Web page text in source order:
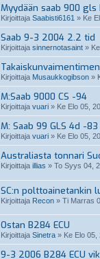
Myydään saab 900
Kirjoittaja Saabisti6161 » Ke
Saab 9-3 2004 2.2 tid
Kirjoittaja sinnernotasaint »
Kirjoittaja Musaukkogibson »
M:Saab 9000 CS -94
Kirjoittaja vuari » Ke Elo 05,
M: Saab 99 GLS 4d -83
Kirjoittaja vuari » Ke Elo 05,
Australiasta tonnari
Kirjoittaja illias » To Syys 04,
SC:n polttoainetankin
Kirjoittaja Recon » Ti Marras
Ostan B284 ECU
Kirjoittaja Sinetra » Ke Elo
9-3 2006 B284 ECU